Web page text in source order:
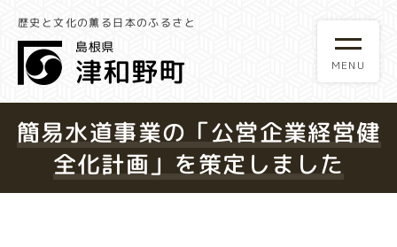
歴史と文化の薫る日本のふるさと
簡易水道事業の「公営企業経営健
全化計画」を策定しました